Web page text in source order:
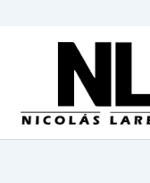
содержимому